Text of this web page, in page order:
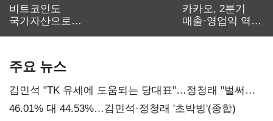
비트코인도
국가자산으로…'
카카오, 2분기
매출·영업익 역대
주요 뉴스
김민석 "TK 유세에 도움되는 당대표"…정청래 "벌써
대표된 양 당직 배분"
46.01% 대 44.53%…김민석·정청래 '초박빙'(종합)